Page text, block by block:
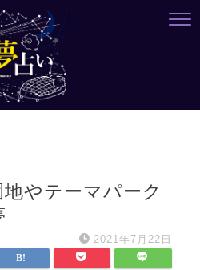
地やテーマパーク
2021年7月22日